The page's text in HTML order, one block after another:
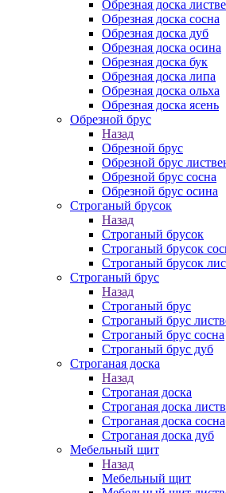
Обрезная доска
Обрезная доска сосна
Обрезная доска дуб
Обрезная доска осина
Обрезная доска бук
Обрезная доска липа
Обрезная доска ольха
Обрезная доска ясень
Обрезной брус
Назад
Обрезной брус
Обрезной брус
Обрезной брус сосна
Обрезной брус осина
Строганый брусок
Назад
Строганый брусок
Строганый брусок
Строганый брусок
Строганый брус
Назад
Строганый брус
Строганый брус
Строганый брус сосна
Строганый брус дуб
Строганая доска
Назад
Строганая доска
Строганая доска
Строганая доска сосна
Строганая доска дуб
Мебельный щит
Назад
Мебельный щит